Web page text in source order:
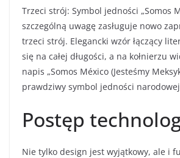
Trzeci strój: Symbol jedności „Somos
szczególną uwagę zasługuje nowo
trzeci strój. Elegancki wzór łączący
się na całej długości, a na kołnierzu
napis „Somos México (Jesteśmy
prawdziwy symbol jedności
Postęp
Nie tylko design jest wyjątkowy, ale i